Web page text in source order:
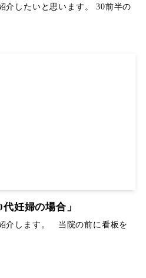
介したいと思います。 30前半の
妊婦の場合」
介します。 当院の前に看板を